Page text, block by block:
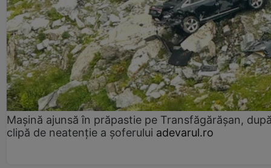
Mașină ajunsă în prăpastie pe Transfăgărășan,
clipă de neatenție a șoferului adevarul.ro